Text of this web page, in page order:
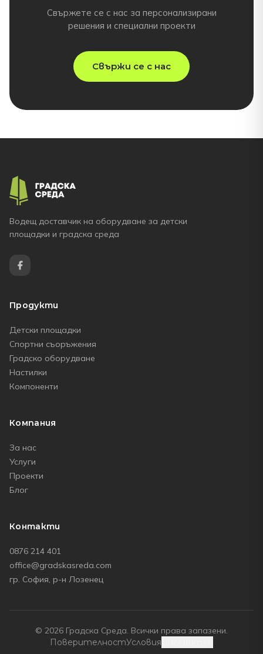
Свържете се с нас за персонализирани
решения и специални проекти
Свържи се с нас
Водещ доставчик на оборудване за детски
площадки и градска среда
Продукти
Детски площадки
Спортни съоръжения
Градско оборудване
Настилки
Компоненти
Компания
За нас
Услуги
Проекти
Блог
Контакти
0876 214 401
office@gradskasreda.com
гр. София, р-н Лозенец
© 2026 Градска Среда. Всички права запазени.
ПоверителностУсловия